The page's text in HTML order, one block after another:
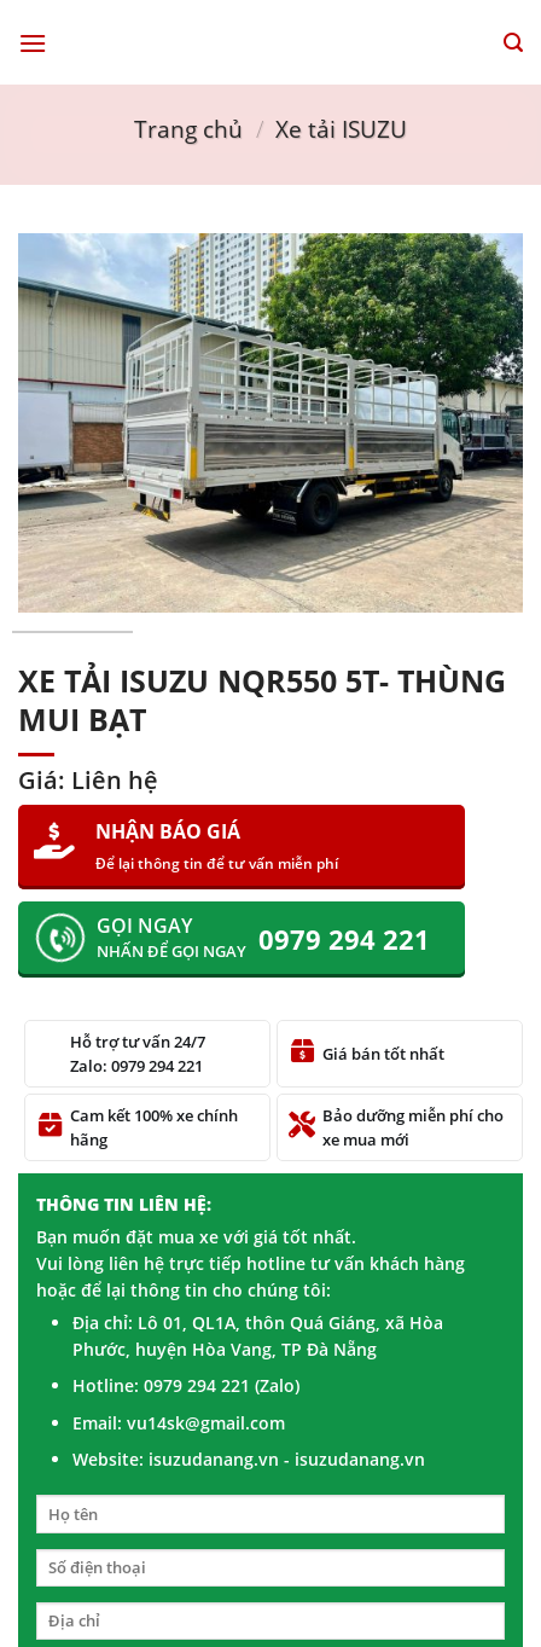
Trang chủ / Xe tải ISUZU
XE TẢI ISUZU NQR550 5T- THÙNG
MUI BẠT
Giá: Liên hệ
NHẬN BÁO GIÁ
Để lại thông tin để tư vấn miễn phí
GỌI NGAY
NHẤN ĐỂ GỌI NGAY 0979 294 221
Hỗ trợ tư vấn 24/7
Zalo: 0979 294 221
Giá bán tốt nhất
Cam kết 100% xe chính
hãng
Bảo dưỡng miễn phí cho
xe mua mới
THÔNG TIN LIÊN HỆ:
Bạn muốn đặt mua xe với giá tốt nhất.
Vui lòng liên hệ trực tiếp hotline tư vấn khách hàng
hoặc để lại thông tin cho chúng tôi:
Địa chỉ: Lô 01, QL1A, thôn Quá Giáng, xã Hòa
Phước, huyện Hòa Vang, TP Đà Nẵng
Hotline: 0979 294 221 (Zalo)
Email: vu14sk@gmail.com
Website: isuzudanang.vn - isuzudanang.vn